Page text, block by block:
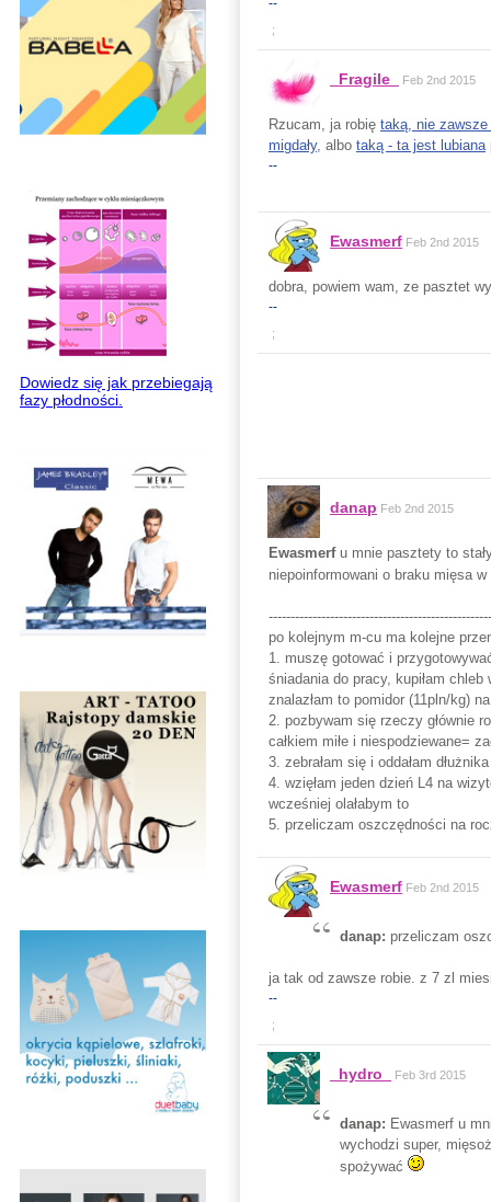
Dowiedz się jak przebiegają
fazy płodności.
--
;
_Fragile_ Feb 2nd 2015
Rzucam, ja robię taką, nie
migdały, albo taką - ta jest lubiana
--
Ewasmerf Feb 2nd 2015
dobra, powiem wam, ze pasztet
--
;
danap Feb 2nd 2015
Ewasmerfu mnie pasztety to
niepoinformowani o braku mięsa
po kolejnym m-cu ma kolejne
1. muszę gotować i
śniadania do pracy, kupiłam
znalazłam to pomidor (11pln/kg)
2. pozbywam się rzeczy głównie
całkiem miłe i niespodziewane=
3. zebrałam się i oddałam
4. wzięłam jeden dzień L4 na
wcześniej olałabym to
5. przeliczam oszczędności na
Ewasmerf Feb 2nd 2015
danap: przeliczam
ja tak od zawsze robie. z 7 zl
--
;
_hydro_ Feb 3rd 2015
danap: Ewasmerf u
wychodzi super,
spożywać